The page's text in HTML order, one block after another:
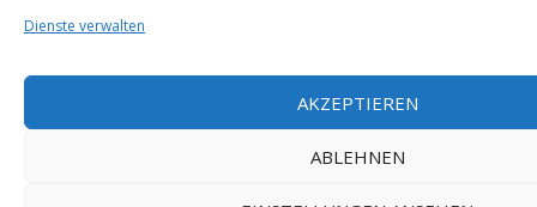
Dienste verwalten
AKZEPTIEREN
ABLEHNEN